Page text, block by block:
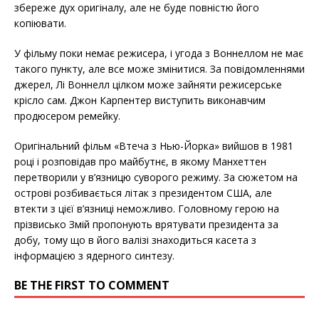
збереже дух оригіналу, але не буде повністю його
копіювати.
У фільму поки немає режисера, і угода з Воннеллом не має
такого пункту, але все може змінитися. За повідомленнями
джерел, Лі Воннелл цілком може зайняти режисерське
крісло сам. Джон Карпентер виступить виконавчим
продюсером ремейку.
Оригінальний фільм «Втеча з Нью-Йорка» вийшов в 1981
році і розповідав про майбутнє, в якому Манхеттен
перетворили у в’язницю суворого режиму. За сюжетом на
острові розбивається літак з президентом США, але
втекти з цієї в’язниці неможливо. Головному герою на
прізвисько Змій пропонують врятувати президента за
добу, тому що в його валізі знаходиться касета з
інформацією з ядерного синтезу.
BE THE FIRST TO COMMENT